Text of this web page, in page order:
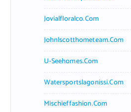
Jovialfloralco.com
Johnlscotthometeam.com
U-Seehomes.com
Watersportslagonissi.com
Mischieffashion.com